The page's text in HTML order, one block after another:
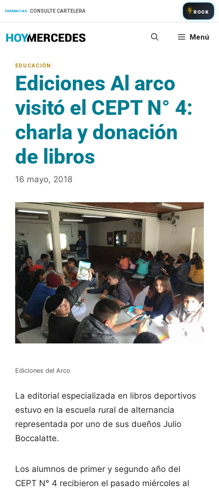
FARMACIAS: CONSULTE CARTELERA ROCK
Menú
Ediciones Al arco
visitó el CEPT N° 4:
charla y donación
de libros
16 mayo, 2018
Ediciones del Arco
La editorial especializada en libros deportivos
estuvo en la escuela rural de alternancia
representada por uno de sus dueños Julio
Boccalatte.
Los alumnos de primer y segundo año del
CEPT N° 4 recibieron el pasado miércoles al